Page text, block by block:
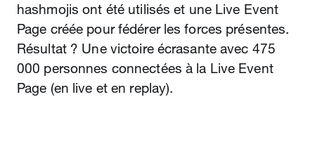
hashmojis ont été utilisés et une Live Event
Page créée pour fédérer les forces présentes.
Résultat ? Une victoire écrasante avec 475
000 personnes connectées à la Live Event
Page (en live et en replay).